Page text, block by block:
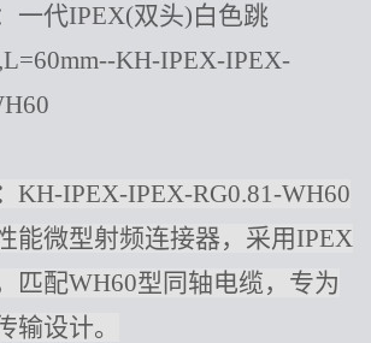
一代IPEX(双头)白色跳
KH-IPEX-IPEX-
KH-IPEX-IPEX-RG0.81-WH60
能微型射频连接器，采用IPEX
匹配WH60型同轴电缆，专为
输设计。